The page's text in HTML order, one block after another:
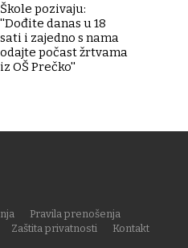
Škole pozivaju:
''Dođite danas u 18
sati i zajedno s nama
odajte počast žrtvama
iz OŠ Prečko''
Pravila prenošenja
Zaštita privatnosti
Kontakt